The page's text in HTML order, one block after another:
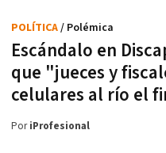
Escándalo en
que "jueces y
celulares al río el
POLÍTICA/ Polémica
PoriProfesional